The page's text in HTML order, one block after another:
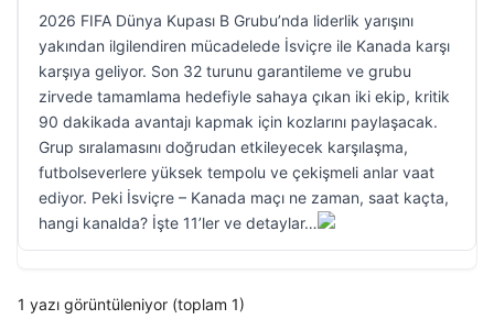
2026 FIFA Dünya Kupası B Grubu’nda liderlik yarışını
yakından ilgilendiren mücadelede İsviçre ile Kanada karşı
karşıya geliyor. Son 32 turunu garantileme ve grubu
zirvede tamamlama hedefiyle sahaya çıkan iki ekip, kritik
90 dakikada avantajı kapmak için kozlarını paylaşacak.
Grup sıralamasını doğrudan etkileyecek karşılaşma,
futbolseverlere yüksek tempolu ve çekişmeli anlar vaat
ediyor. Peki İsviçre – Kanada maçı ne zaman, saat kaçta,
hangi kanalda? İşte 11’ler ve detaylar…
1 yazı görüntüleniyor (toplam 1)